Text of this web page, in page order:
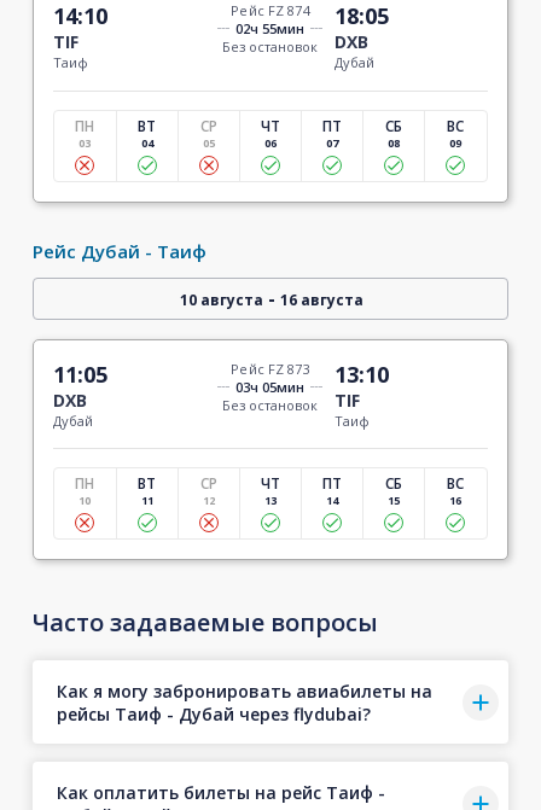
14:10
TIF
Таиф
Рейс FZ 874
02ч 55мин
Без остановок
18:05
DXB
Дубай
ПН
03
ВТ
04
СР
05
ЧТ
06
ПТ
07
СБ
08
ВС
09
Рейс Дубай - Таиф
10 августа - 16 августа
11:05
DXB
Дубай
Рейс FZ 873
03ч 05мин
Без остановок
13:10
TIF
Таиф
ПН
10
ВТ
11
СР
12
ЧТ
13
ПТ
14
СБ
15
ВС
16
Часто задаваемые вопросы
Как я могу забронировать авиабилеты на
рейсы Таиф - Дубай через flydubai?
Как оплатить билеты на рейс Таиф -